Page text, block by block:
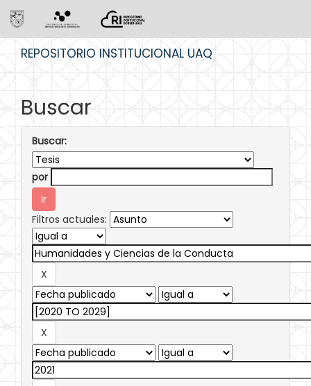
REPOSITORIO INSTITUCIONAL UAQ
Buscar
Buscar:
por
Filtros actuales: